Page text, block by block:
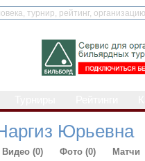
Юрьевна
Видео (0) Фото (0) Матчи